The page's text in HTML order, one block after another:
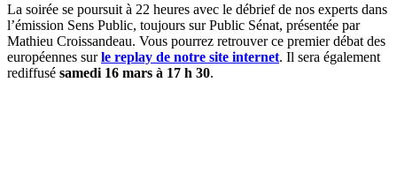
La soirée se poursuit à 22 heures avec le débrief de nos experts dans
l’émission Sens Public, toujours sur Public Sénat, présentée par
Mathieu Croissandeau. Vous pourrez retrouver ce premier débat des
européennes surle replay de notre site internet. Il sera également
rediffusé samedi 16 mars à 17 h 30.